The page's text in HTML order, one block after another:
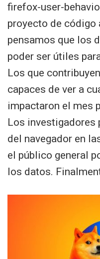
firefox-user-
proyecto de código
pensamos que los
poder ser útiles
Los que
capaces de ver a
impactaron el mes
Los investigadores
del navegador en
el público general
los datos.